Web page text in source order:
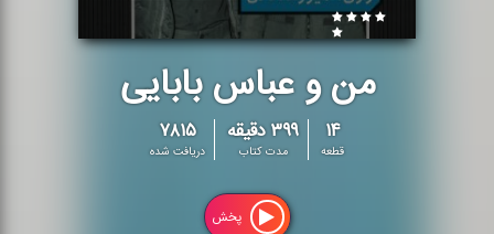
من و عباس بابایی
۱۴
قطعه
۳۹۹ دقیقه
مدت کتاب
۷۸۱۵
دریافت شده
پخش